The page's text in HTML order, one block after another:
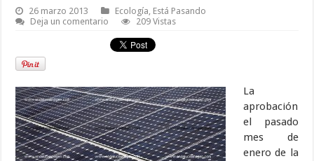
26 marzo 2013 Ecología, Está Pasando
Deja un comentario
209 Vistas
La
aprobación
el pasado
mes de
enero de la